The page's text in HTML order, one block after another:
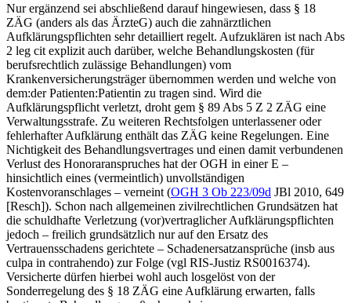
Nur ergänzend sei abschließend darauf hingewiesen, dass § 18
ZÄG (anders als das ÄrzteG) auch die zahnärztlichen
Aufklärungspflichten sehr detailliert regelt. Aufzuklären ist nach Abs
2 leg cit explizit auch darüber, welche Behandlungskosten (für
berufsrechtlich zulässige Behandlungen) vom
Krankenversicherungsträger übernommen werden und welche von
dem:der Patienten:Patientin zu tragen sind. Wird die
Aufklärungspflicht verletzt, droht gem § 89 Abs 5 Z 2 ZÄG eine
Verwaltungsstrafe. Zu weiteren Rechtsfolgen unterlassener oder
fehlerhafter Aufklärung enthält das ZÄG keine Regelungen. Eine
Nichtigkeit des Behandlungsvertrages und einen damit verbundenen
Verlust des Honoraranspruches hat der OGH in einer E –
hinsichtlich eines (vermeintlich) unvollständigen
Kostenvoranschlages – verneint (OGH 3 Ob 223/09d JBl 2010, 649
[Resch]). Schon nach allgemeinen zivilrechtlichen Grundsätzen hat
die schuldhafte Verletzung (vor)vertraglicher Aufklärungspflichten
jedoch – freilich grundsätzlich nur auf den Ersatz des
Vertrauensschadens gerichtete – Schadenersatzansprüche (insb aus
culpa in contrahendo) zur Folge (vgl RIS-Justiz RS0016374).
Versicherte dürfen hierbei wohl auch losgelöst von der
Sonderregelung des § 18 ZÄG eine Aufklärung erwarten, falls